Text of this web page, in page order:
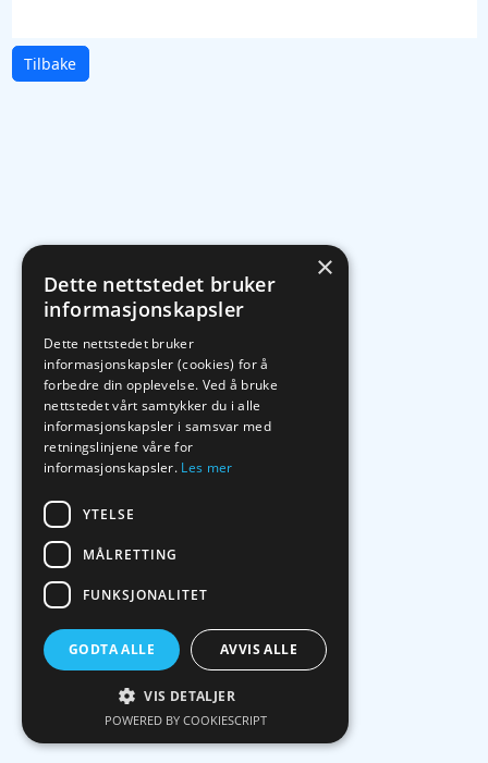
Tilbake
×
Dette nettstedet bruker
informasjonskapsler
Dette nettstedet bruker
informasjonskapsler (cookies) for å
forbedre din opplevelse. Ved å bruke
nettstedet vårt samtykker du i alle
informasjonskapsler i samsvar med
retningslinjene våre for
informasjonskapsler. Les mer
YTELSE
MÅLRETTING
FUNKSJONALITET
GODTA ALLE AVVIS ALLE
VIS DETALJER
POWERED BY COOKIESCRIPT